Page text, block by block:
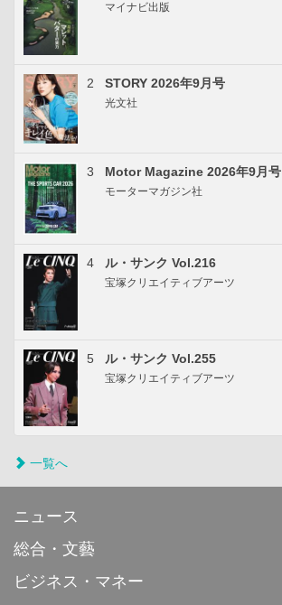
マイナビ出版
2 STORY 2026年9月号
光文社
3 Motor Magazine 2026年9月号
モーターマガジン社
4 ル・サンク Vol.216
宝塚クリエイティブアーツ
5 ル・サンク Vol.255
宝塚クリエイティブアーツ
一覧へ
ニュース
総合・文藝
ビジネス・マネー